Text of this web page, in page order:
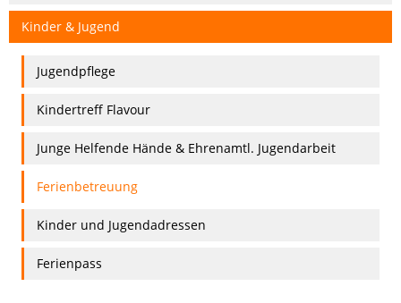
Kinder & Jugend
Jugendpflege
Kindertreff Flavour
Junge Helfende Hände & Ehrenamtl. Jugendarbeit
Ferienbetreuung
Kinder und Jugendadressen
Ferienpass